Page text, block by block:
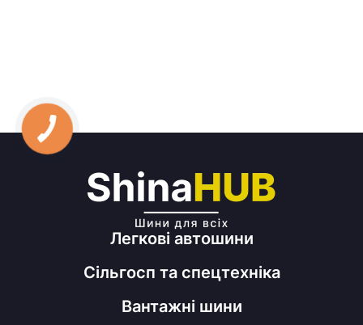
Легкові автошини
Сільгосп та спецтехніка
Вантажні шини